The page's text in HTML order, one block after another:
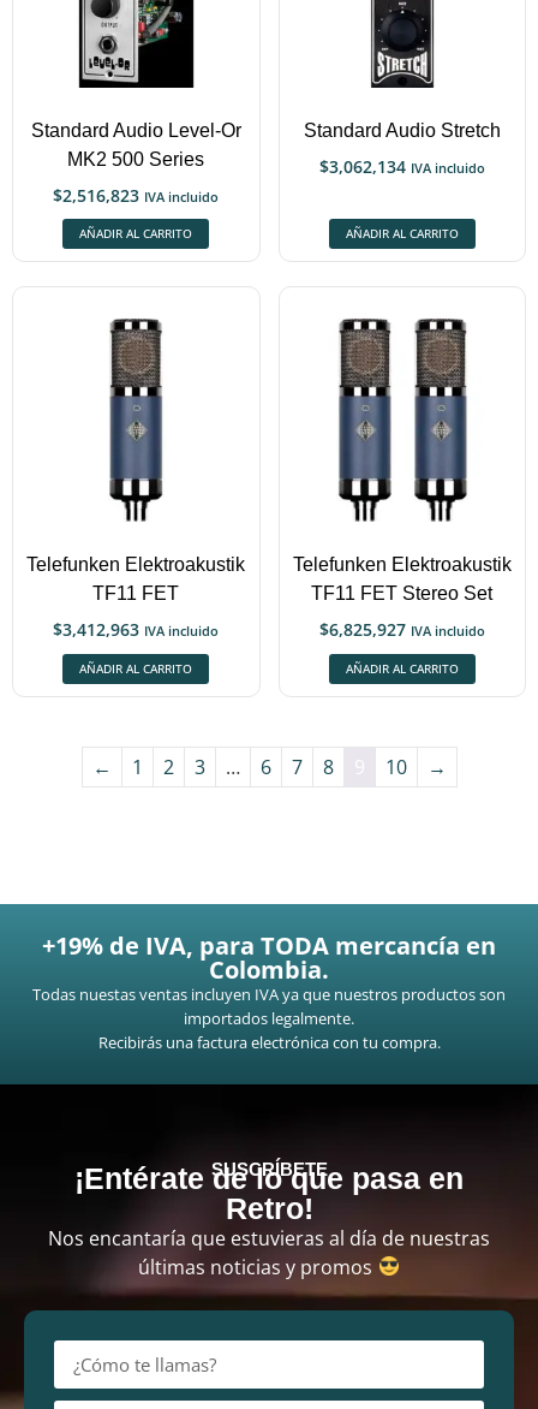
Standard Audio Level-Or
MK2 500 Series
$2,516,823 IVA incluido
AÑADIR AL CARRITO
Standard Audio Stretch
$3,062,134 IVA incluido
AÑADIR AL CARRITO
Telefunken Elektroakustik
TF11 FET
$3,412,963 IVA incluido
AÑADIR AL CARRITO
Telefunken Elektroakustik
TF11 FET Stereo Set
$6,825,927 IVA incluido
AÑADIR AL CARRITO
← 1 2 3 … 6 7 8 9 10 →
+19% de IVA, para TODA mercancía en
Colombia.
Todas nuestas ventas incluyen IVA ya que nuestros productos son
importados legalmente.
Recibirás una factura electrónica con tu compra.
SUSCRÍBETE
¡Entérate de lo que pasa en
Retro!
Nos encantaría que estuvieras al día de nuestras
últimas noticias y promos